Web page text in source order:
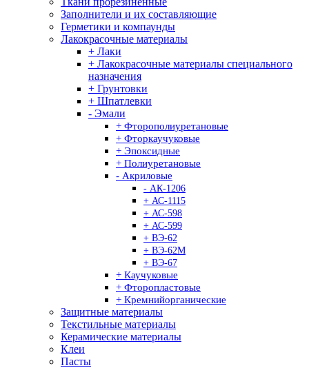
Заполнители и их составляющие
Герметики и компаунды
Лакокрасочные материалы
+ Лаки
+ Лакокрасочные материалы специального
назначения
+ Грунтовки
+ Шпатлевки
- Эмали
+ Фторополиуретановые
+ Фторкаучуковые
+ Эпоксидные
+ Полиуретановые
- Акриловые
- АК-1206
+ АС-1115
+ АС-598
+ АС-599
+ ВЭ-62
+ ВЭ-62М
+ ВЭ-67
+ Каучуковые
+ Фторопластовые
+ Кремнийорганические
Защитные материалы
Текстильные материалы
Керамические материалы
Клеи
Пасты